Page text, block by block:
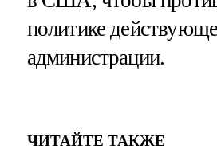
политике
администрации.
ЧИТАЙТЕ ТАКЖЕ